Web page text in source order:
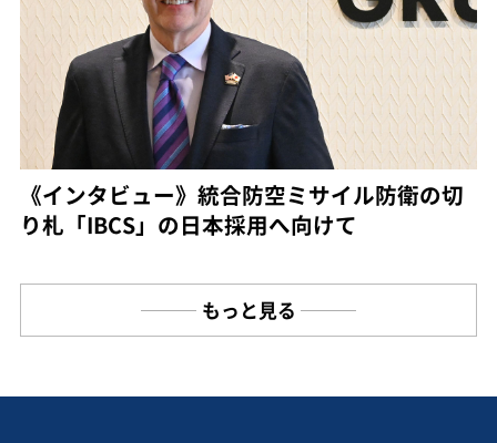
《インタビュー》統合防空ミサイル防衛の切
り札「IBCS」の日本採用へ向けて
もっと見る